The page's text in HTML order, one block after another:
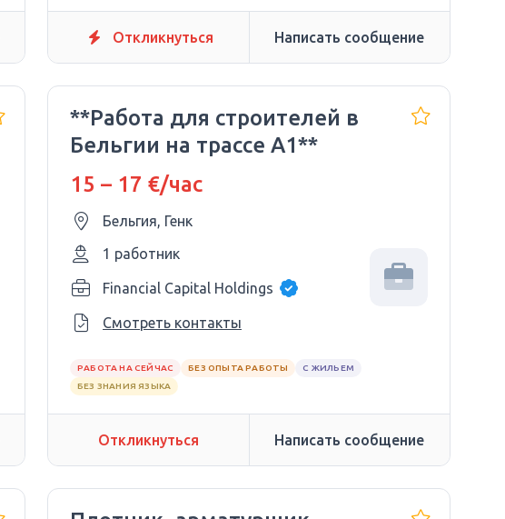
Откликнуться Написать сообщение
**Работа для строителей в
Бельгии на трассе A1**
15 – 17 €/час
Бельгия, Генк
1 работник
Financial Capital Holdings
Смотреть контакты
РАБОТА НА СЕЙЧАС БЕЗ ОПЫТА РАБОТЫ
С ЖИЛЬЕМ
БЕЗ ЗНАНИЯ ЯЗЫКА
Откликнуться Написать сообщение